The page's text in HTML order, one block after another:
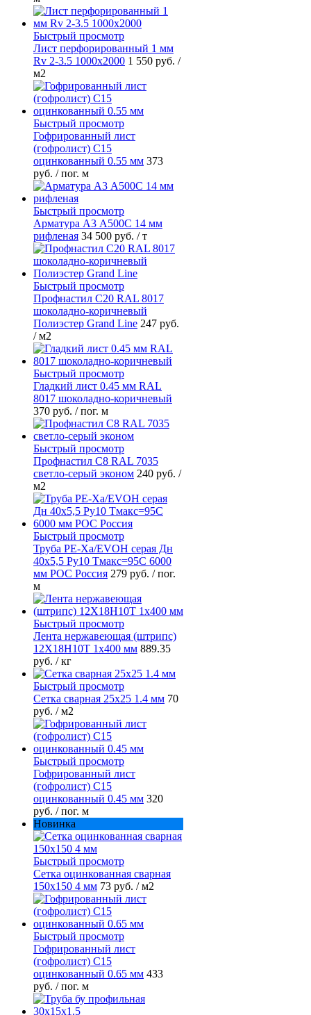
Быстрый просмотр
Лист перфорированный 1 мм
Rv 2-3.5 1000х2000 1 550 руб. /
м2
Быстрый просмотр
Гофрированный лист
(гофролист) С15
оцинкованный 0.55 мм 373
руб. / пог. м
Быстрый просмотр
Арматура А3 А500С 14 мм
рифленая 34 500 руб. / т
Быстрый просмотр
Профнастил С20 RAL 8017
шоколадно-коричневый
Полиэстер Grand Line 247 руб.
/ м2
Быстрый просмотр
Гладкий лист 0.45 мм RAL
8017 шоколадно-коричневый
370 руб. / пог. м
Быстрый просмотр
Профнастил С8 RAL 7035
светло-серый эконом 240 руб. /
м2
Быстрый просмотр
Труба PE-Xa/EVOH серая Дн
40х5,5 Ру10 Тмакс=95C 6000
мм РОС Россия 279 руб. / пог.
м
Быстрый просмотр
Лента нержавеющая (штрипс)
12Х18Н10Т 1х400 мм 889.35
руб. / кг
Быстрый просмотр
Сетка сварная 25х25 1.4 мм 70
руб. / м2
Быстрый просмотр
Гофрированный лист
(гофролист) С15
оцинкованный 0.45 мм 320
руб. / пог. м
Новинка
Быстрый просмотр
Сетка оцинкованная сварная
150х150 4 мм 73 руб. / м2
Быстрый просмотр
Гофрированный лист
(гофролист) С15
оцинкованный 0.65 мм 433
руб. / пог. м